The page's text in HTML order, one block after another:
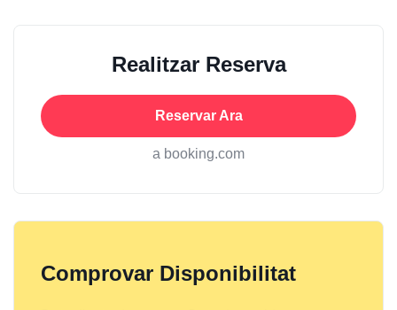
Realitzar Reserva
Reservar Ara
a booking.com
Comprovar Disponibilitat